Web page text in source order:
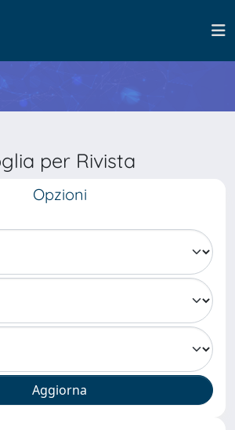
per Rivista
Opzioni